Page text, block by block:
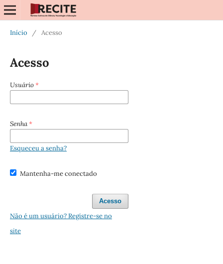
Início / Acesso
Acesso
Usuário *
Senha *
Esqueceu a senha?
Mantenha-me conectado
Acesso
Não é um usuário? Registre-se no
site